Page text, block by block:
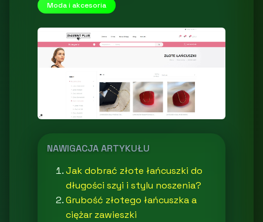
Moda i akcesoria
NAWIGACJA ARTYKUŁU
Jak dobrać złote łańcuszki do
długości szyi i stylu noszenia?
Grubość złotego łańcuszka a
ciężar zawieszki